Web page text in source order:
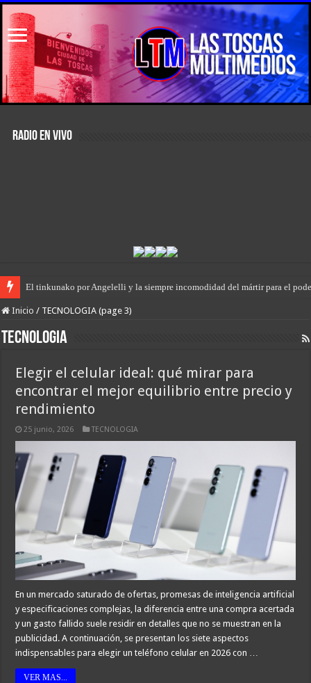
RADIO EN VIVO
El primer encuentro de “Rodanteros del Jaaukanigás”, se presentó en la
Inicio / TECNOLOGIA (page 3)
TECNOLOGIA
Elegir el celular ideal: qué mirar para
encontrar el mejor equilibrio entre precio y
rendimiento
25 junio, 2026 TECNOLOGIA
En un mercado saturado de ofertas, promesas de inteligencia artificial
y especificaciones complejas, la diferencia entre una compra acertada
y un gasto fallido suele residir en detalles que no se muestran en la
publicidad. A continuación, se presentan los siete aspectos
indispensables para elegir un teléfono celular en 2026 con …
VER MAS...